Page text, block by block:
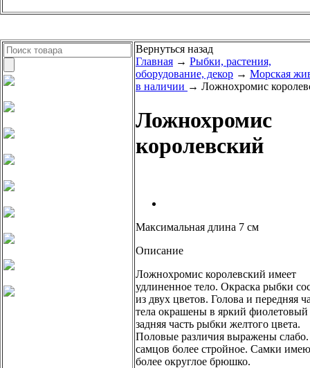
Вернуться назад
Главная → Рыбки, растения,
оборудование, декор → Морская
в наличии → Ложнохромис
Ложнохромис
королевский
Максимальная длина 7 см
Описание
Ложнохромис королевский имеет
удлиненное тело. Окраска рыбки
из двух цветов. Голова и передняя
тела окрашены в яркий фиолетовый
задняя часть рыбки желтого цвета.
Половые различия выражены
самцов более стройное. Самки
более округлое брюшко.